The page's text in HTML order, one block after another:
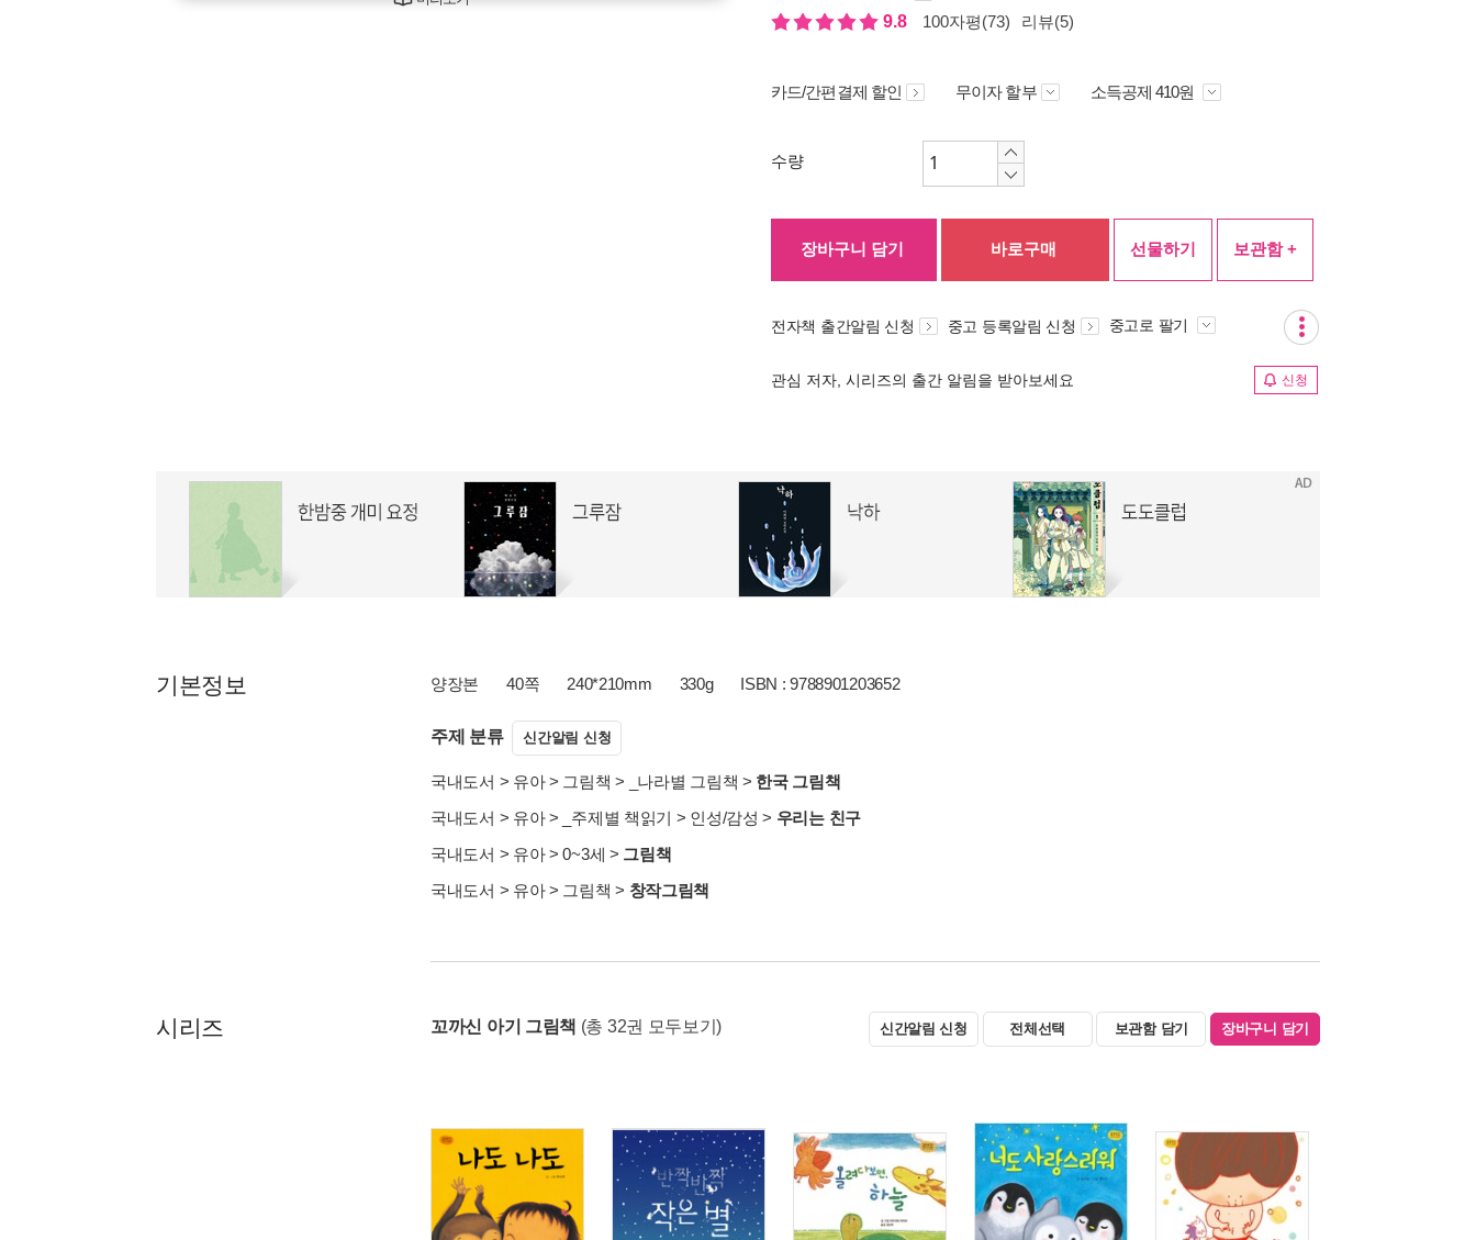
9.8
100자평(73) 리뷰(5)
카드/간편결제 할인 무이자 할부 소득공제 410원
수량
장바구니 담기 바로구매 선물하기 보관함 +
전자책 출간알림 신청 중고 등록알림 신청 중고로 팔기
관심 저자, 시리즈의 출간 알림을 받아보세요 신청
기본정보 양장본 40쪽 240*210mm 330g ISBN : 9788901203652
주제 분류 신간알림 신청
국내도서 > 유아> 그림책 > _나라별 그림책 > 한국 그림책
국내도서 > 유아> _주제별 책읽기 > 인성/감성 > 우리는 친구
국내도서 > 유아>0~3세 > 그림책
국내도서 > 유아> 그림책 > 창작그림책
시리즈 꼬까신 아기 그림책 (총 32권 모두보기) 신간알림 신청 전체선택 보관함 담기 장바구니 담기